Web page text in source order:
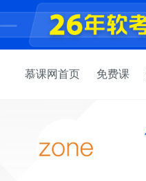
慕课网首页 免费课